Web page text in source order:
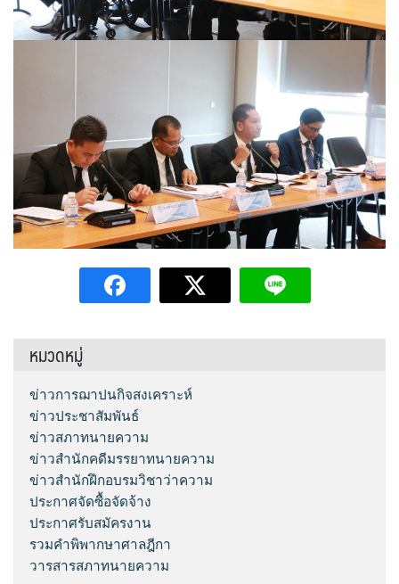
หมวดหมู่
ข่าวการฌาปนกิจสงเคราะห์
ข่าวประชาสัมพันธ์
ข่าวสภาทนายความ
ข่าวสำนักคดีมรรยาทนายความ
ข่าวสำนักฝึกอบรมวิชาว่าความ
ประกาศจัดซื้อจัดจ้าง
ประกาศรับสมัครงาน
รวมคำพิพากษาศาลฎีกา
วารสารสภาทนายความ